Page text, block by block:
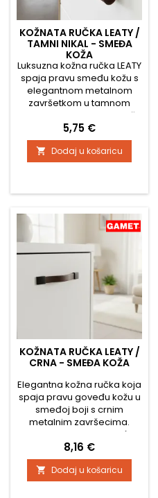
KOŽNATA RUČKA LEATY /
TAMNI NIKAL - SMEĐA
KOŽA
Luksuzna kožna ručka LEATY
spaja pravu smeđu kožu s
elegantnom metalnom
završetkom u tamnom
niklu. Kombinacija fine kože
i tamnog metala stvara
premium, bezvremenski
izgled koji savršeno
upotpunjuje moderan i
Tehnički podaci: Ukupna
kožnog dijela: 60 mm Širina
kože: 23 mm Dimenzija
metalnog...
Cijena
5,75 €
 Dodaj u košaricu
KOŽNATA RUČKA LEATY /
CRNA - SMEĐA KOŽA
Elegantna kožna ručka koja
spaja pravu goveđu kožu u
smeđoj boji s crnim
metalnim završecima.
Zakrivljeni profil omogućuje
ugodno držanje i daje
namještaju moderan,
bezvremenski izgled.Kožna
traka je fleksibilna, pa ručka
Cijena
8,16 €
 Dodaj u košaricu